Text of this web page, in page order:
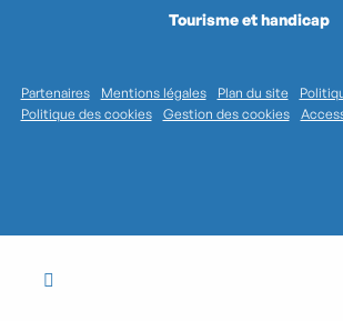
Tourisme et handicap
Partenaires Mentions légales Plan du site
Politique des cookies
Gestion des cookies